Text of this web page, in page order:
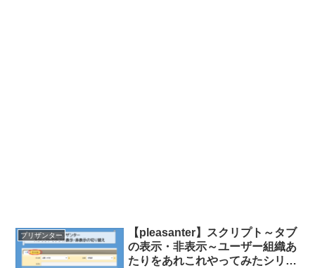
プリザンター
【pleasanter】スクリプト～タブ
の表示・非表示～ユーザー組織あ
たりをあれこれやってみたシリー